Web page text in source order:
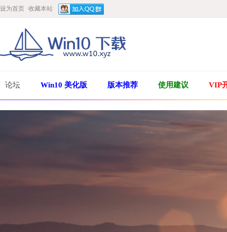
设为首页 收藏本站
论坛 Win10 美化版 版本推荐 使用建议 VIP